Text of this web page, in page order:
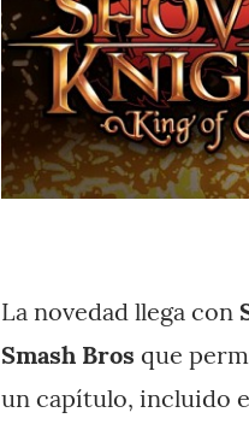
La novedad llega con
Smash Bros que
un capítulo, incluido